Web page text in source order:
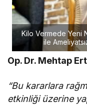
Kilo Vermede Yeni
ile
Op. Dr. Mehtap
“Bu kararlara
etkinliği üzerine